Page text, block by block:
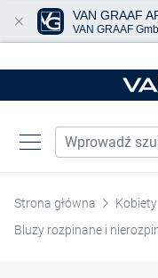
Strona główna Kobiety
Bluzy rozpinane i
VAN GRAAF
VAN GRAAF